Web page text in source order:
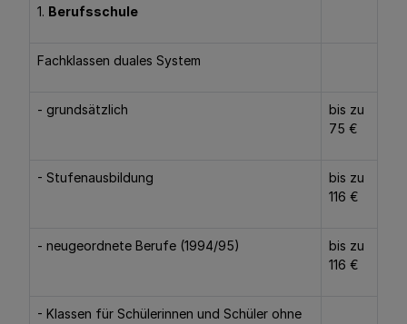
1. Berufsschule
Fachklassen duales System
- grundsätzlich
bis zu
75 €
- Stufenausbildung
bis zu
116 €
- neugeordnete Berufe (1994/95)
bis zu
116 €
- Klassen für Schülerinnen und Schüler ohne